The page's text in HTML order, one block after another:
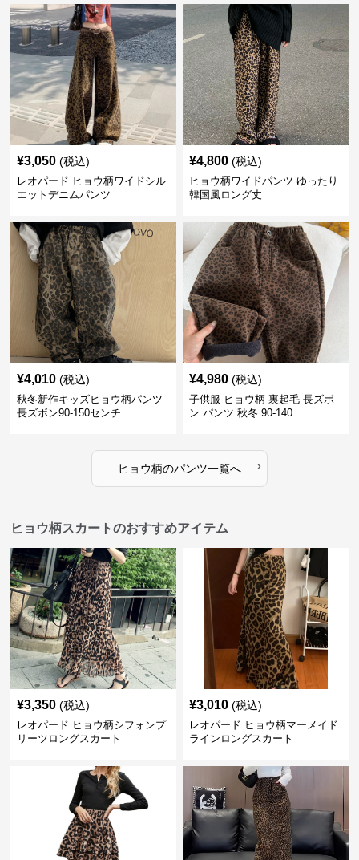
¥3,050 (税込)
レオパード ヒョウ柄ワイドシル
エットデニムパンツ
¥4,800 (税込)
ヒョウ柄ワイドパンツ ゆったり
韓国風ロング丈
¥4,010 (税込)
秋冬新作キッズヒョウ柄パンツ
長ズボン90-150センチ
¥4,980 (税込)
子供服 ヒョウ柄 裏起毛 長ズボ
ン パンツ 秋冬 90-140
ヒョウ柄のパンツ一覧へ ›
ヒョウ柄スカートのおすすめアイテム
¥3,350 (税込)
レオパード ヒョウ柄シフォンプ
リーツロングスカート
¥3,010 (税込)
レオパード ヒョウ柄マーメイド
ラインロングスカート